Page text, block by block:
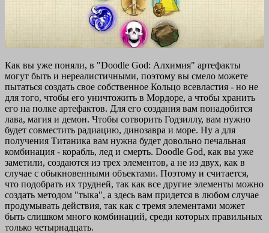
Как вы уже поняли, в "Doodle God: Алхимия" артефакты
могут быть и нереалистичными, поэтому вы смело можете
пытаться создать свое собственное Кольцо всевластия - но не
для того, чтобы его уничтожить в Мордоре, а чтобы хранить
его на полке артефактов. Для его создания вам понадобится
лава, магия и демон. Чтобы сотворить Годзиллу, вам нужно
будет совместить радиацию, динозавра и море. Ну а для
получения Титаника вам нужна будет довольно печальная
комбинация - корабль, лед и смерть. Doodle God, как вы уже
заметили, создаются из трех элементов, а не из двух, как в
случае с обыкновенными объектами. Поэтому и считается,
что подобрать их трудней, так как все другие элементы можно
создать методом "тыка", а здесь вам придется в любом случае
продумывать действия, так как с тремя элементами может
быть слишком много комбинаций, среди которых правильных
только четырнадцать.